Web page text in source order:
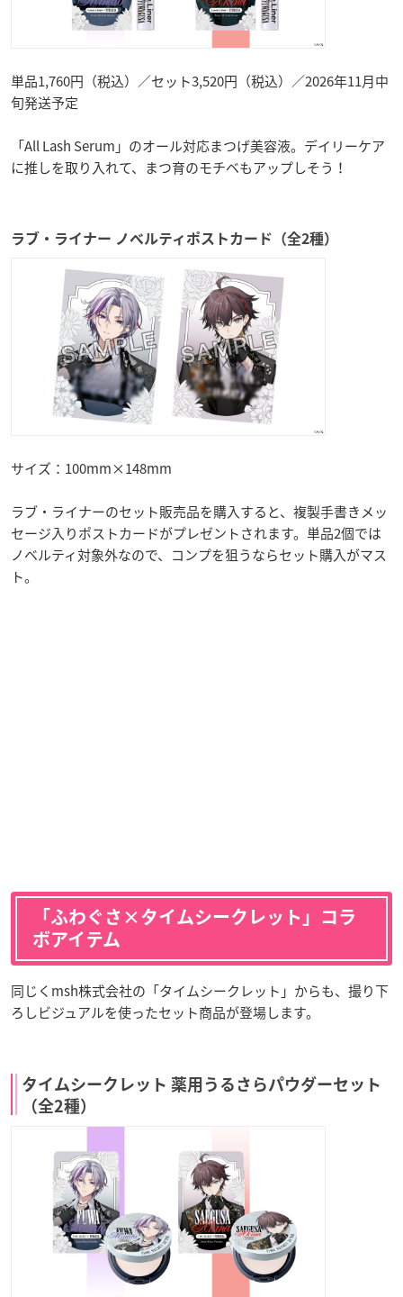
単品1,760円（税込）／セット3,520円（税込）／2026年11月中
旬発送予定
「All Lash Serum」のオール対応まつげ美容液。デイリーケア
に推しを取り入れて、まつ育のモチベもアップしそう！
ラブ・ライナー ノベルティポストカード（全2種）
サイズ：100mm×148mm
ラブ・ライナーのセット販売品を購入すると、複製手書きメッ
セージ入りポストカードがプレゼントされます。単品2個では
ノベルティ対象外なので、コンプを狙うならセット購入がマス
ト。
「ふわぐさ×タイムシークレット」コラ
ボアイテム
同じくmsh株式会社の「タイムシークレット」からも、撮り下
ろしビジュアルを使ったセット商品が登場します。
タイムシークレット 薬用うるさらパウダーセット
（全2種）